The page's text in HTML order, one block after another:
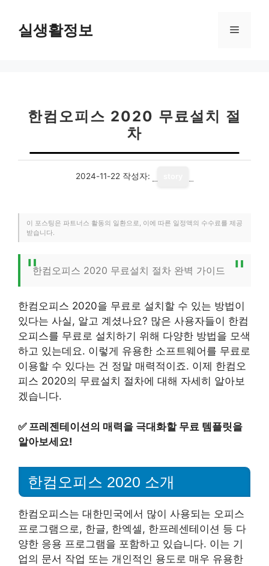
실생활정보 메
한컴오피스 2020 무료설치 절
차
2024-11-22 작성자:
이 포스팅은 파트너스 활동의 일환으로, 이에 따른 일정액의 수수료를 제공
받습니다.
한컴오피스 2020 무료설치 절차 완벽 가이드
한컴오피스 2020을 무료로 설치할 수 있는 방법이
있다는 사실, 알고 계셨나요? 많은 사용자들이 한컴
오피스를 무료로 설치하기 위해 다양한 방법을 모색
하고 있는데요. 이렇게 유용한 소프트웨어를 무료로
이용할 수 있다는 건 정말 매력적이죠. 이제 한컴오
피스 2020의 무료설치 절차에 대해 자세히 알아보
겠습니다.
✅ 프레젠테이션의 매력을 극대화할 무료 템플릿을
알아보세요!
한컴오피스 2020 소개
한컴오피스는 대한민국에서 많이 사용되는 오피스
프로그램으로, 한글, 한엑셀, 한프레센테이션 등 다
양한 응용 프로그램을 포함하고 있습니다. 이는 기
업의 문서 작업 또는 개인적인 용도로 매우 유용한